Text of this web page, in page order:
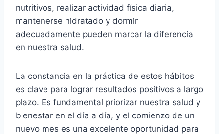
nutritivos, realizar actividad física diaria,
mantenerse hidratado y dormir
adecuadamente pueden marcar la diferencia
en nuestra salud.
La constancia en la práctica de estos hábitos
es clave para lograr resultados positivos a largo
plazo. Es fundamental priorizar nuestra salud y
bienestar en el día a día, y el comienzo de un
nuevo mes es una excelente oportunidad para